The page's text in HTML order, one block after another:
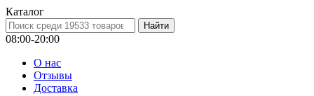
Каталог
08:00-20:00
О нас
Отзывы
Доставка